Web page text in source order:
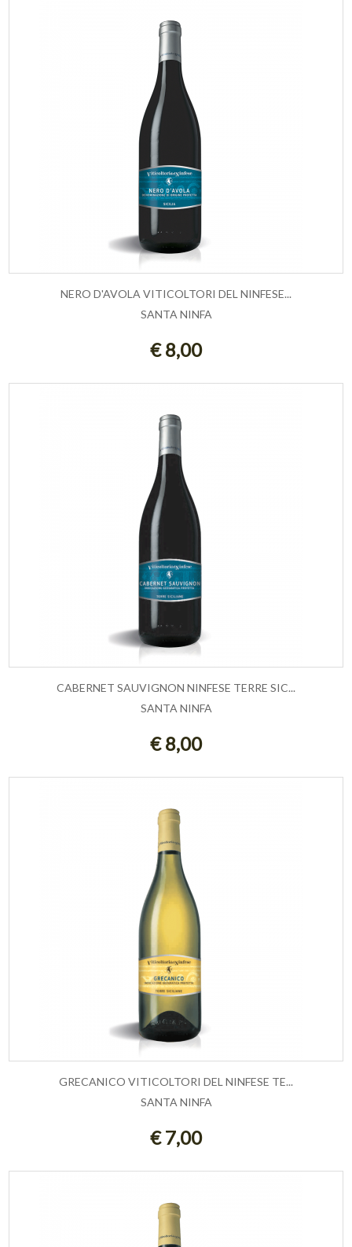
ESAURITO
NERO D'AVOLA VITICOLTORI DEL NINFESE...
SANTA NINFA
€ 8,00
ESAURITO
CABERNET SAUVIGNON NINFESE TERRE SIC...
SANTA NINFA
€ 8,00
ESAURITO
GRECANICO VITICOLTORI DEL NINFESE TE...
SANTA NINFA
€ 7,00